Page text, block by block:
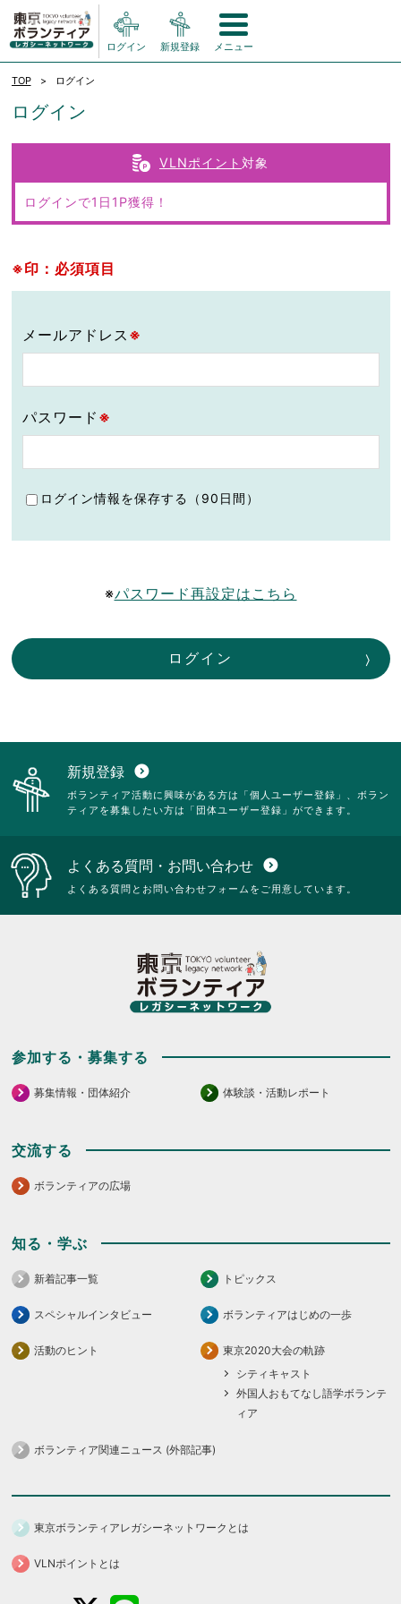
ログイン 新規登録 メニュー
TOP ログイン
ログイン
VLNポイント 対象
ログインで1日1P獲得！
※印：必須項目
メールアドレス ※
パスワード ※
ログイン情報を保存する（90日間）
※パスワード再設定はこちら
ログイン
新規登録 expand_circle_down
ボランティア活動に興味がある方は「個人ユーザー登録」、ボラン
ティアを募集したい方は「団体ユーザー登録」ができます。
よくある質問・お問い合わせ expand_circle_down
よくある質問とお問い合わせフォームをご用意しています。
参加する・募集する
募集情報・団体紹介 体験談・活動レポート
交流する
ボランティアの広場
知る・学ぶ
新着記事一覧 トピックス
スペシャルインタビュー ボランティアはじめの一歩
活動のヒント
東京2020大会の軌跡
シティキャスト
外国人おもてなし語学ボランテ
ィア
ボランティア関連ニュース (外部記事)
東京ボランティアレガシーネットワークとは
VLNポイントとは